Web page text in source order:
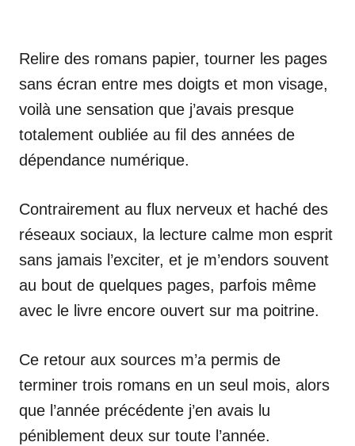
Relire des romans papier, tourner les pages
sans écran entre mes doigts et mon visage,
voilà une sensation que j’avais presque
totalement oubliée au fil des années de
dépendance numérique.
Contrairement au flux nerveux et haché des
réseaux sociaux, la lecture calme mon esprit
sans jamais l’exciter, et je m’endors souvent
au bout de quelques pages, parfois même
avec le livre encore ouvert sur ma poitrine.
Ce retour aux sources m’a permis de
terminer trois romans en un seul mois, alors
que l’année précédente j’en avais lu
péniblement deux sur toute l’année.